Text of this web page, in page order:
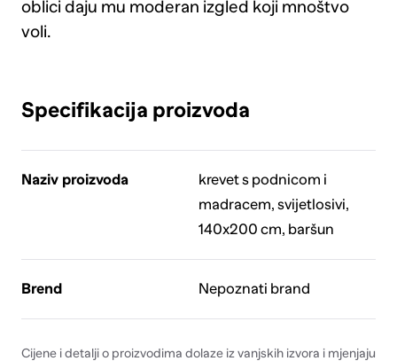
oblici daju mu moderan izgled koji mnoštvo
voli.
Specifikacija proizvoda
Naziv proizvoda
krevet s podnicom i
madracem, svijetlosivi,
140x200 cm, baršun
Brend Nepoznati brand
Cijene i detalji o proizvodima dolaze iz vanjskih izvora i mjenjaju